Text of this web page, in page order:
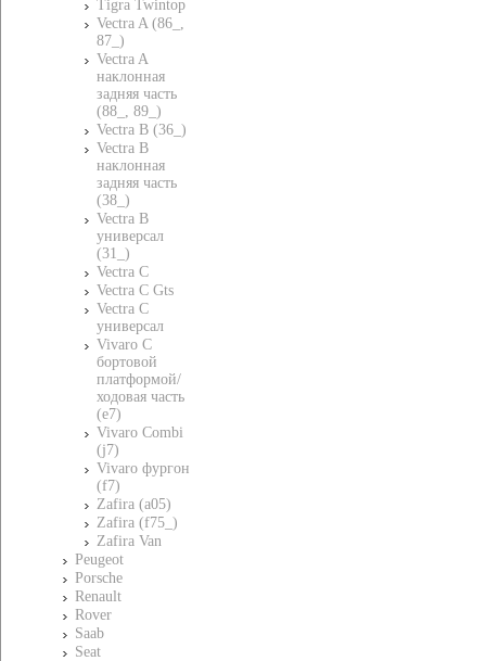
Tigra Twintop
Vectra A (86_,
87_)
Vectra A
наклонная
задняя часть
(88_, 89_)
Vectra B (36_)
Vectra B
наклонная
задняя часть
(38_)
Vectra B
универсал
(31_)
Vectra C
Vectra C Gts
Vectra C
универсал
Vivaro C
бортовой
платформой/
ходовая часть
(e7)
Vivaro Combi
(j7)
Vivaro фургон
(f7)
Zafira (a05)
Zafira (f75_)
Zafira Van
Peugeot
Porsche
Renault
Rover
Saab
Seat